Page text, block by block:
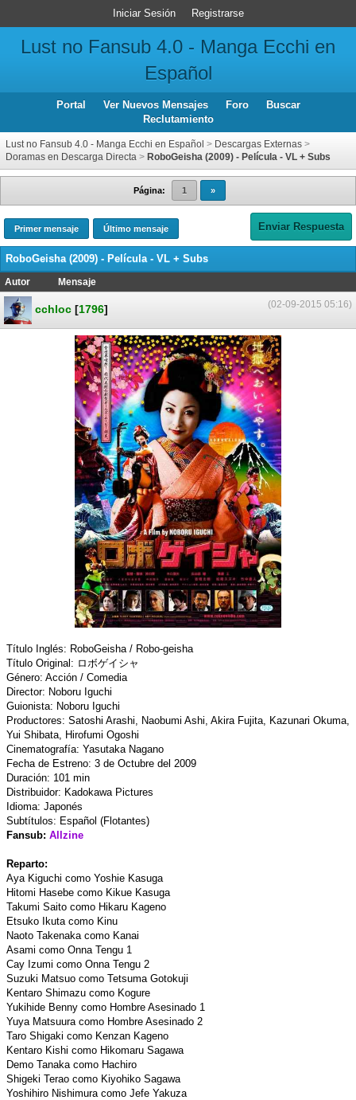
Iniciar Sesión Registrarse
Lust no Fansub 4.0 - Manga Ecchi en
Español
Portal Ver Nuevos Mensajes Foro
Buscar
Reclutamiento
Lust no Fansub 4.0 - Manga Ecchi en Español > Descargas Externas >
Doramas en Descarga Directa > RoboGeisha (2009) - Película - VL + Subs
Página: 1 »
Primer mensaje Último mensaje Enviar Respuesta
RoboGeisha (2009) - Película - VL + Subs
Autor
Mensaje
(02-09-2015 05:16)
cchloc [1796]
Título Inglés: RoboGeisha / Robo-geisha
Título Original: ロボゲイシャ
Género: Acción / Comedia
Director: Noboru Iguchi
Guionista: Noboru Iguchi
Productores: Satoshi Arashi, Naobumi Ashi, Akira Fujita, Kazunari Okuma,
Yui Shibata, Hirofumi Ogoshi
Cinematografía: Yasutaka Nagano
Fecha de Estreno: 3 de Octubre del 2009
Duración: 101 min
Distribuidor: Kadokawa Pictures
Idioma: Japonés
Subtítulos: Español (Flotantes)
Fansub: Allzine
Reparto:
Aya Kiguchi como Yoshie Kasuga
Hitomi Hasebe como Kikue Kasuga
Takumi Saito como Hikaru Kageno
Etsuko Ikuta como Kinu
Naoto Takenaka como Kanai
Asami como Onna Tengu 1
Cay Izumi como Onna Tengu 2
Suzuki Matsuo como Tetsuma Gotokuji
Kentaro Shimazu como Kogure
Yukihide Benny como Hombre Asesinado 1
Yuya Matsuura como Hombre Asesinado 2
Taro Shigaki como Kenzan Kageno
Kentaro Kishi como Hikomaru Sagawa
Demo Tanaka como Hachiro
Shigeki Terao como Kiyohiko Sagawa
Yoshihiro Nishimura como Jefe Yakuza